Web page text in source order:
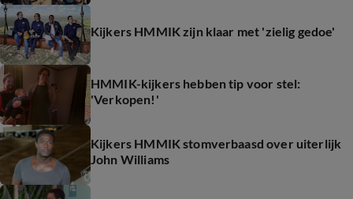
Kijkers HMMIK zijn klaar met 'zielig gedoe'
HMMIK-kijkers hebben tip voor stel:
'Verkopen!'
Kijkers HMMIK stomverbaasd over uiterlijk
John Williams